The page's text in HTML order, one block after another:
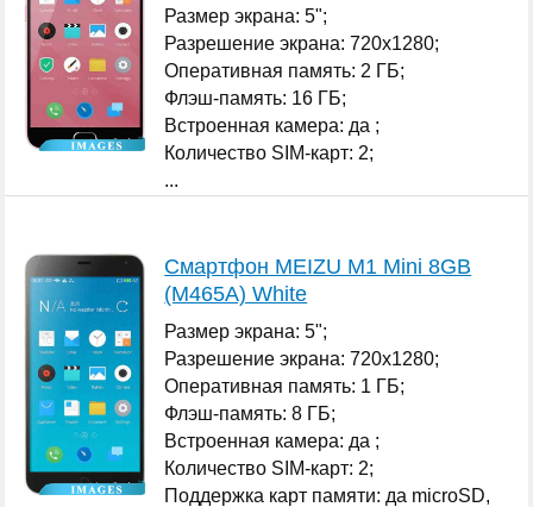
Размер экрана: 5";
Разрешение экрана: 720x1280;
Оперативная память: 2 ГБ;
Флэш-память: 16 ГБ;
Встроенная камера: да ;
Количество SIM-карт: 2;
...
Смартфон MEIZU M1 Mini 8GB
(M465A) White
Размер экрана: 5";
Разрешение экрана: 720x1280;
Оперативная память: 1 ГБ;
Флэш-память: 8 ГБ;
Встроенная камера: да ;
Количество SIM-карт: 2;
Поддержка карт памяти: да microSD,